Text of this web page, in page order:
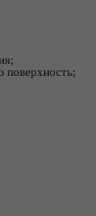
поверхность;